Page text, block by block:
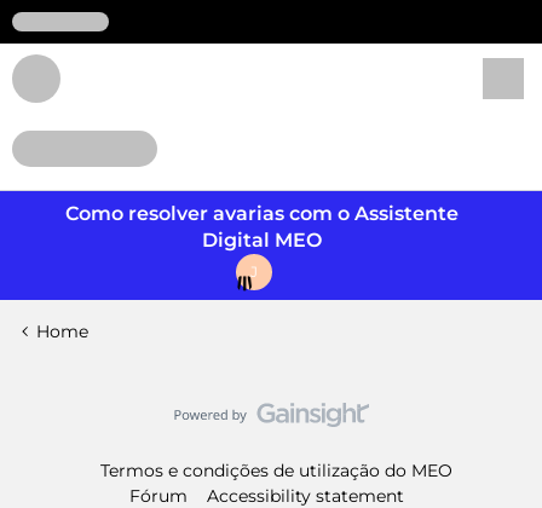
Como resolver avarias com o Assistente
Digital MEO
J
Home
Termos e condições de utilização do MEO
Fórum
Accessibility statement